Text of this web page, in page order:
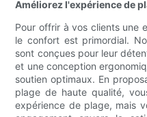
Améliorez l'expérience de
Pour offrir à vos clients une
le confort est primordial.
sont conçues pour leur
et une conception
soutien optimaux. En
plage de haute qualité,
expérience de plage, mais